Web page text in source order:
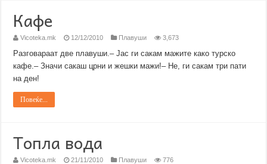
Кафе
Vicoteka.mk 12/12/2010 Плавуши 3,673
Разговараат две плавуши.– Јас ги сакам мажите како турско
кафе.– Значи сакаш црни и жешки мажи!– Не, ги сакам три пати
на ден!
Повеќе...
Топла вода
Vicoteka.mk 21/11/2010 Плавуши 776